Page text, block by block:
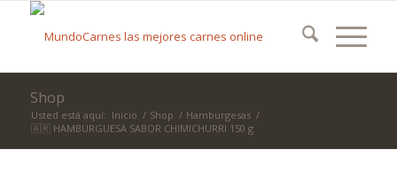
Shop
Usted está aquí: Inicio / Shop / Hamburgesas /
🇦🇷 HAMBURGUESA SABOR CHIMICHURRI 150 g